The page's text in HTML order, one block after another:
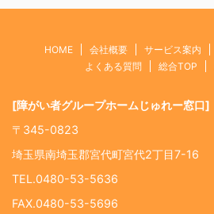
HOME 会社概要 サービス案内
よくある質問
総合TOP
[障がい者グループホームじゅれー窓口]
〒345-0823
埼玉県南埼玉郡宮代町宮代2丁目7-16
TEL.0480-53-5636
FAX.0480-53-5696